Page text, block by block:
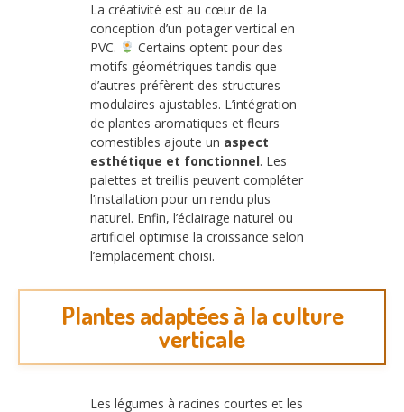
La créativité est au cœur de la
conception d’un potager vertical en
PVC.
Certains optent pour des
motifs géométriques tandis que
d’autres préfèrent des structures
modulaires ajustables. L’intégration
de plantes aromatiques et fleurs
comestibles ajoute un aspect
esthétique et fonctionnel. Les
palettes et treillis peuvent compléter
l’installation pour un rendu plus
naturel. Enfin, l’éclairage naturel ou
artificiel optimise la croissance selon
l’emplacement choisi.
Plantes adaptées à la culture
verticale
Les légumes à racines courtes et les